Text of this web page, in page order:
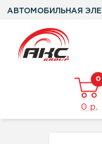
АВТОМОБИЛЬНАЯ
0
0 р.